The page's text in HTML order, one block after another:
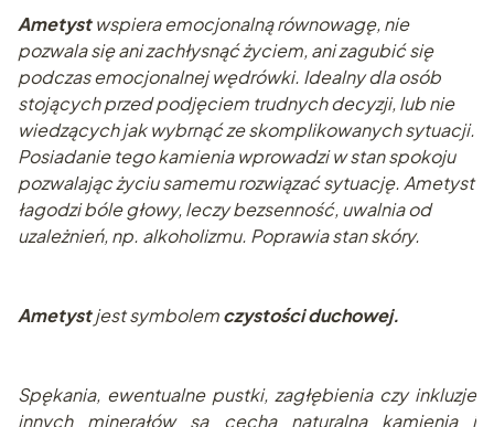
Ametystwspiera emocjonalną równowagę, nie
pozwala się ani zachłysnąć życiem, ani zagubić się
podczas emocjonalnej wędrówki. Idealny dla osób
stojących przed podjęciem trudnych decyzji, lub nie
wiedzących jak wybrnąć ze skomplikowanych sytuacji.
Posiadanie tego kamienia wprowadzi w stan spokoju
pozwalając życiu samemu rozwiązać sytuację. Ametyst
łagodzi bóle głowy, leczy bezsenność, uwalnia od
uzależnień, np. alkoholizmu. Poprawia stan skóry.
Ametystjest symbolemczystości duchowej.
Spękania, ewentualne pustki, zagłębienia czy inkluzje
innych minerałów są cechą naturalną kamienia i